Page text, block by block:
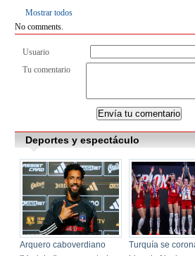
Mostrar todos
No comments.
Usuario
Tu comentario